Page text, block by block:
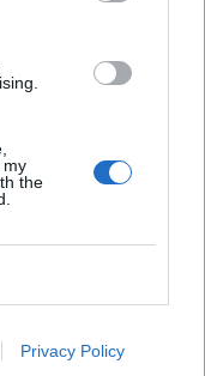
my
the
Privacy Policy
kiekon ilmasta sisään
Sveitsi-peliin –
paluun
Suomen 2.